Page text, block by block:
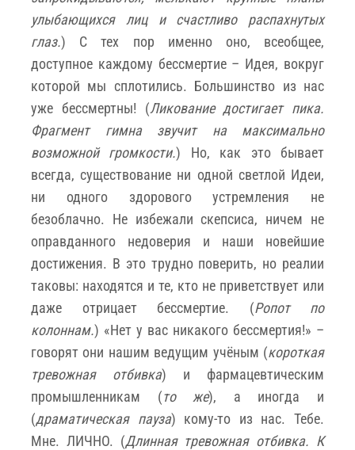
улыбающихся лиц и счастливо распахнутых
глаз.) С тех пор именно оно, всеобщее,
доступное каждому бессмертие – Идея, вокруг
которой мы сплотились. Большинство из нас
уже бессмертны! (Ликование достигает пика.
Фрагмент гимна звучит на максимально
возможной громкости.) Но, как это бывает
всегда, существование ни одной светлой Идеи,
ни одного здорового устремления не
безоблачно. Не избежали скепсиса, ничем не
оправданного недоверия и наши новейшие
достижения. В это трудно поверить, но реалии
таковы: находятся и те, кто не приветствует или
даже отрицает бессмертие. (Ропот по
колоннам.) «Нет у вас никакого бессмертия!» –
говорят они нашим ведущим учёным (короткая
тревожная отбивка) и фармацевтическим
промышленникам (то же), а иногда и
(драматическая пауза) кому-то из нас. Тебе.
Мне. ЛИЧНО. (Длинная тревожная отбивка. К